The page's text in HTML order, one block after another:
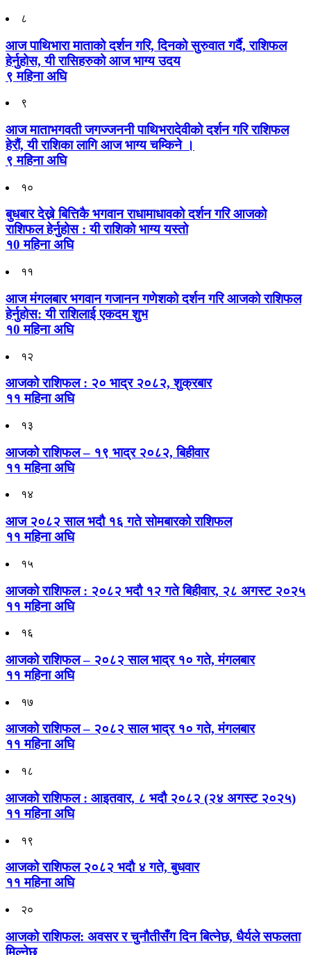
८
आज पाथिभारा माताको दर्शन गरि, दिनको सुरुवात गर्दै, राशिफल
हेर्नुहोस, यी रासिहरुको आज भाग्य उदय
९ महिना अघि
९
आज माताभगवती जगज्जननी पाथिभरादेवीको दर्शन गरि राशिफल
हेरौं, यी राशिका लागि आज भाग्य चम्किने ।
९ महिना अघि
१०
बुधबार देख्ने बित्तिकै भगवान राधामाधावको दर्शन गरि आजको
राशिफल हेर्नुहोस : यी राशिको भाग्य यस्तो
१0 महिना अघि
११
आज मंगलबार भगवान गजानन गणेशको दर्शन गरि आजको राशिफल
हेर्नुहोस: यी राशिलाई एकदम शुभ
१0 महिना अघि
१२
आजको राशिफल : २० भाद्र २०८२, शुक्रबार
११ महिना अघि
१३
आजको राशिफल – १९ भाद्र २०८२, बिहीवार
११ महिना अघि
१४
आज २०८२ साल भदौ १६ गते सोमबारको राशिफल
११ महिना अघि
१५
आजको राशिफल : २०८२ भदौ १२ गते बिहीवार, २८ अगस्ट २०२५
११ महिना अघि
१६
आजको राशिफल – २०८२ साल भाद्र १० गते, मंगलबार
११ महिना अघि
१७
आजको राशिफल – २०८२ साल भाद्र १० गते, मंगलबार
११ महिना अघि
१८
आजको राशिफल : आइतवार, ८ भदौ २०८२ (२४ अगस्ट २०२५)
११ महिना अघि
१९
आजको राशिफल २०८२ भदाै ४ गते, बुधवार
११ महिना अघि
२०
आजको राशिफल: अवसर र चुनौतीसँग दिन बित्नेछ, धैर्यले सफलता
मिल्नेछ